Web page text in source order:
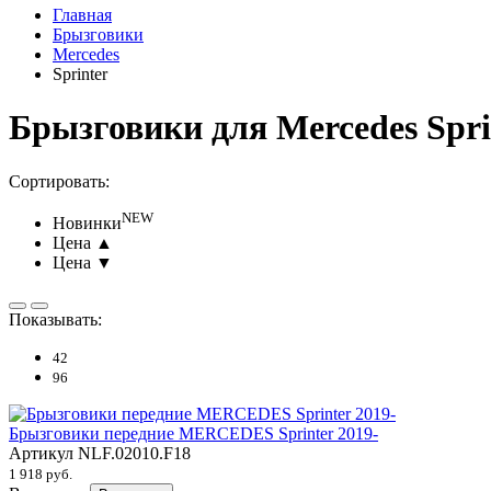
Главная
Брызговики
Mercedes
Sprinter
Брызговики для Mercedes
Сортировать:
НовинкиNEW
Цена ▲
Цена ▼
Показывать:
42
96
Брызговики передние MERCEDES Sprinter 2019-
Артикул NLF.02010.F18
1 918 руб.